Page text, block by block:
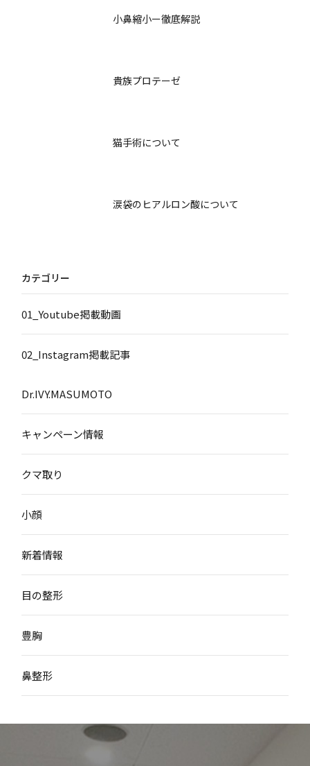
小鼻縮小ー徹底解説
貴族プロテーゼ
猫手術について
涙袋のヒアルロン酸について
カテゴリー
01_Youtube掲載動画
02_Instagram掲載記事
Dr.IVY.MASUMOTO
キャンペーン情報
クマ取り
小顔
新着情報
目の整形
豊胸
鼻整形